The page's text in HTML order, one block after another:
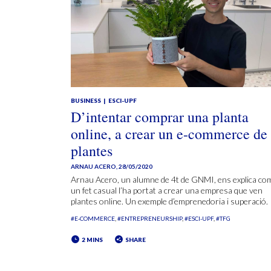
BUSINESS ESCI-UPF
D’intentar comprar una planta
online, a crear un e-commerce de
plantes
ARNAU ACERO 28/05/2020
Arnau Acero, un alumne de 4t de GNMI, ens explica
un fet casual l’ha portat a crear una empresa que ven
plantes online. Un exemple d’emprenedoria i superació.
#E-COMMERCE #ENTREPRENEURSHIP #ESCI-UPF #TFG
2 MINS SHARE